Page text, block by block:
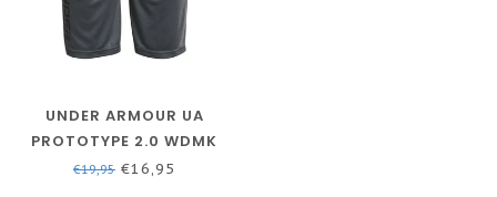
UNDER ARMOUR UA
PROTOTYPE 2.0 WDMK
SHORTS-PITCH GRIJS
€19,95 €16,95